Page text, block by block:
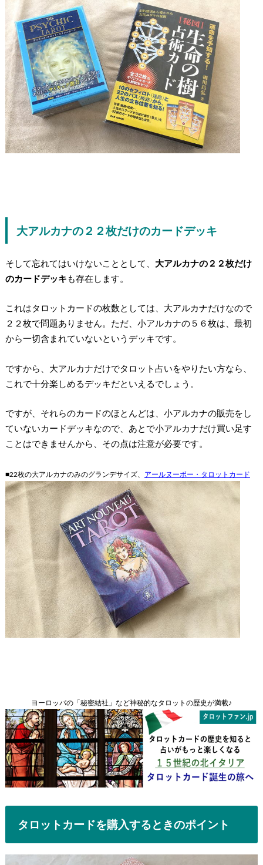
大アルカナの２２枚だけのカードデッキ
そして忘れてはいけないこととして、 大アルカナの２２枚だけ
のカードデッキも存在します。
これはタロットカードの枚数としては、大アルカナだけなので
２２枚で問題ありません。ただ、小アルカナの５６枚は、最初
から一切含まれていないというデッキです。
ですから、大アルカナだけでタロット占いをやりたい方なら、
これで十分楽しめるデッキだといえるでしょう。
ですが、それらのカードのほとんどは、小アルカナの販売をし
ていないカードデッキなので、 あとで小アルカナだけ買い足す
ことはできませんから、その点は注意が必要です。
■22枚の大アルカナのみのグランデサイズ、 アールヌーボー・タロットカード
ヨーロッパの「秘密結社」など神秘的なタロットの歴史が満載♪
タロットカードを購入するときのポイント